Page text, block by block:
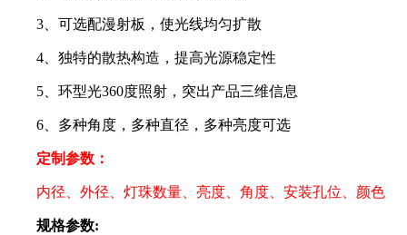
3、可选配漫射板，使光线均匀扩散
4、独特的散热构造，提高光源稳定性
5、环型光360度照射，突出产品三维信息
6、多种角度，多种直径，多种亮度可选
定制参数：
内径、外径、灯珠数量、亮度、角度、安装孔位、颜色
规格参数: